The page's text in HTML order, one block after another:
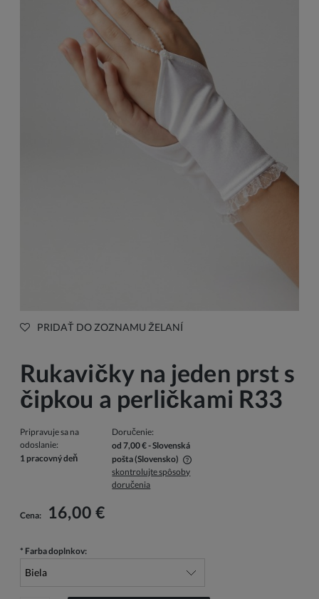
PRIDAŤ DO ZOZNAMU ŽELANÍ
Rukavičky na jeden prst s
čipkou a perličkami R33
Pripravuje sa na
odoslanie:
1 pracovný deň
Doručenie:
od 7,00 €- Slovenská
pošta(Slovensko)
V cene nie sú zahrnuté prípadné náklady na platbu
skontrolujte spôsoby
doručenia
Cena: 16,00 €
* Farba doplnkov: